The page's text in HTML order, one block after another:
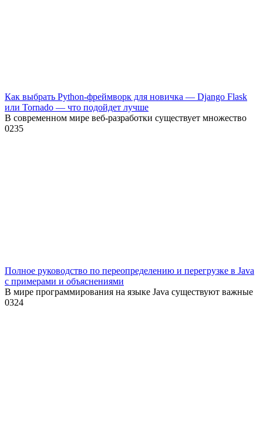
Как выбрать Python-фреймворк для новичка — Django Flask
или Tornado — что подойдет лучше
В современном мире веб-разработки существует множество
0235
Полное руководство по переопределению и перегрузке в Java
с примерами и объяснениями
В мире программирования на языке Java существуют важные
0324